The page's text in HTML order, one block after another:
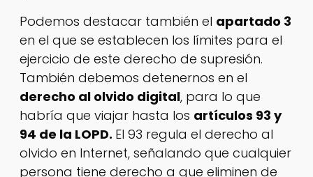
Podemos destacar también el apartado 3
en el que se establecen los límites para el
ejercicio de este derecho de supresión.
También debemos detenernos en el
derecho al olvido digital, para lo que
habría que viajar hasta los artículos 93 y
94 de la LOPD. El 93 regula el derecho al
olvido en Internet, señalando que cualquier
persona tiene derecho a que eliminen de